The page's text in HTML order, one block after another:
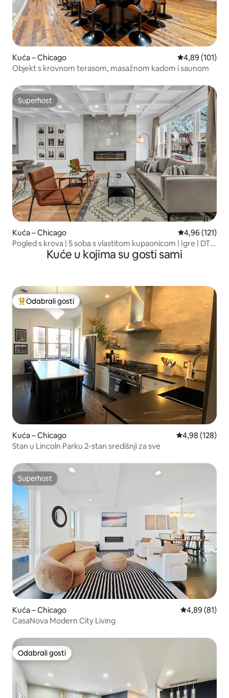
Kuća – Chicago Prosječna
4,89 (101)
Objekt s krovnom terasom, masažnom kadom i saunom
Superhost
Superhost
Kuća – Chicago Prosječna
4,96 (121)
Pogled s krova | 5 soba s vlastitom kupaonicom | Igre | DT
Kuće u kojima su gosti sami
Među najviše rangiranima s oznakom „Odabrali gosti”
Odabrali gosti
Kuća – Chicago Prosječna
4,98 (128)
Stan u Lincoln Parku 2-stan središnji za sve
Superhost
Superhost
Kuća – Chicago Prosječna
4,89 (81)
CasaNova Modern City Living
Odabrali gosti
Odabrali gosti